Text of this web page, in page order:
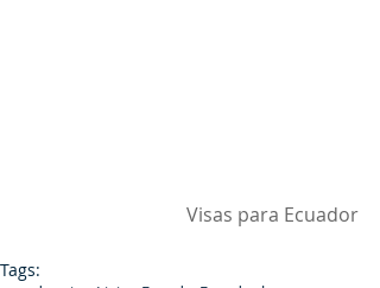
Visas para Ecuador
Tags: